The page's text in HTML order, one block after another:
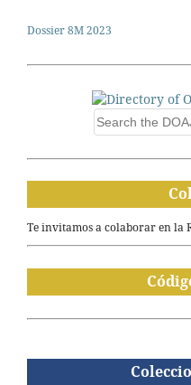
Dossier 8M 2023
Te invitamos a colaborar en la